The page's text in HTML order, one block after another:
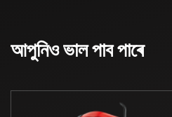
আপুনিও ভাল পাব পাৰে